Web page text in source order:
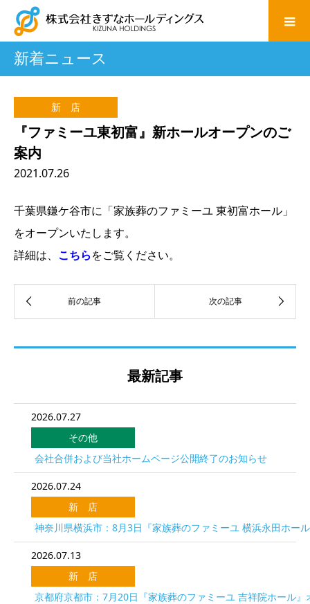
新着ニュース
新 店
『ファミーユ東初富』新ホールオープンのご
案内
2021.07.26
千葉県鎌ケ谷市に「家族葬のファミーユ 東初富ホール」
をオープンいたします。
詳細は、 こちらをご覧ください。
最新記事
2026.07.27
その他
会社合併および当社ホームページ公開終了のお知らせ
2026.07.24
新 店
神奈川県横浜市：8月3日『家族葬のファミーユ 横浜永田ホー
2026.07.13
新 店
京都府京都市：7月20日『家族葬のファミーユ 吉祥院ホール』